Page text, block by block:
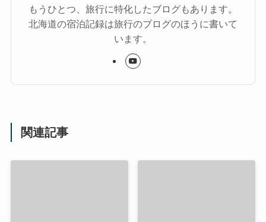
もうひとつ、旅行に特化したブログもあります。
北海道の宿泊記録は旅行のブログのほうに書いて
います。
関連記事